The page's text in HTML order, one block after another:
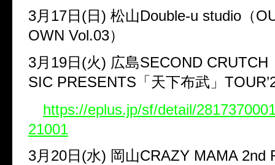
3月 17日(日) 松山Double-u studio （
OWN Vol.03）
3月 19日(火) 広島SECOND CRUTCH
SIC PRESENTS 「天下布武」 TOUR’
https://eplus.jp/sf/detail/
21001
3月 20日(水) 岡山CRAZY MAMA 2nd